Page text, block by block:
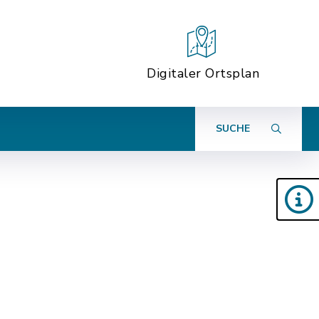
Digitaler Ortsplan
SUCHE